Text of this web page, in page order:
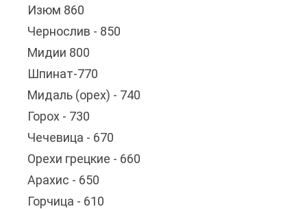
Изюм 860
Чернослив - 850
Мидии 800
Шпинат-770
Мидаль (орех) - 740
Горох - 730
Чечевица - 670
Орехи грецкие - 660
Арахис - 650
Горчица - 610